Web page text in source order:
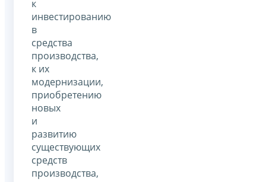
к
инвестированию
в
средства
производства,
к их
модернизации,
приобретению
новых
и
развитию
существующих
средств
производства,